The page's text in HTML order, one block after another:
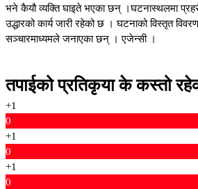
भने कैयौ व्यक्ति घाइते भएका छन् ।घटनास्थलमा
उद्धारको कार्य जारी रहेको छ । घटनाको विस्तृत
सञ्चारमाध्यमले जनाएका छन् । एजेन्सी ।
तपाईको प्रतिकृया के कस्तो
+1
0
+1
0
+1
0